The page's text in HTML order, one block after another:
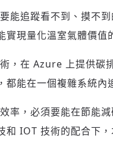
註冊 驗證碼
請輸入發送
將此文章
您確定要花
能追蹤看不到、摸不
實現量化溫室氣體價值
，在 Azure 上提供碳
都能在一個複雜系統內
率，必須要能在節能
和 IOT 技術的配合下，
邀請會員
分享
歧視性的言論：不對他人種
言文字開放授權
35元/週解鎖付
✓ 全站深度分